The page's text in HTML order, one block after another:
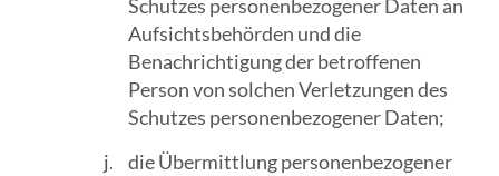
Schutzes personenbezogener Daten an
Aufsichtsbehörden und die
Benachrichtigung der betroffenen
Person von solchen Verletzungen des
Schutzes personenbezogener Daten;
die Übermittlung personenbezogener